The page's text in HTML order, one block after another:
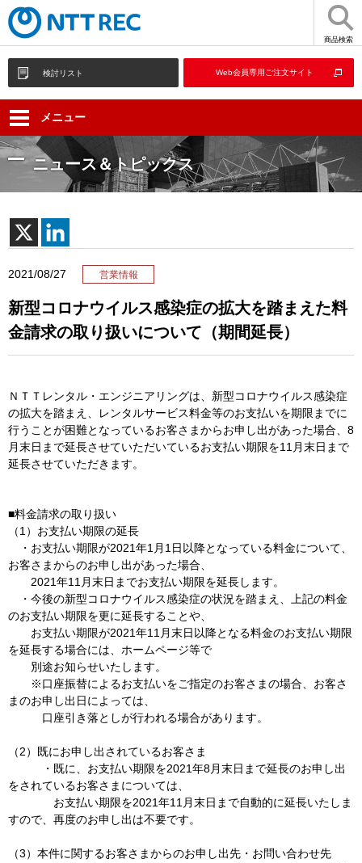
商品検索
検討リスト Web会員専用ご注文サイト
メニュー
ニュース＆トピックス
2021/08/27 営業情報
新型コロナウイルス感染症の拡大を踏まえた料
金請求の取り扱いについて（期間延長）
ＮＴＴレンタル・エンジニアリングは、新型コロナウイルス感染症
の拡大を踏まえ、レンタルサービス料金等のお支払いを期限までに
行うことが困難となっているお客さまからお申し出があった場合、8
月末日まで延長させていただいているお支払い期限を11月末日まで
延長させていただきます。
■料金請求の取り扱い
（1）お支払い期限の延長
・お支払い期限が2021年1月1日以降となっている料金について、
お客さまからのお申し出があった場合、
2021年11月末日までお支払い期限を延長します。
・今後の新型コロナウイルス感染症の状況を踏まえ、上記の料金
のお支払い期限を更に延長することや、
お支払い期限が2021年11月末日以降となる料金のお支払い期限
を延長する場合には、ホームページ等で
別途お知らせいたします。
※口座振替によるお支払いをご指定のお客さまの場合、お客さ
まのお申し出日によっては、
口座引き落としが行われる場合があります。
（2）既にお申し出されているお客さま
・既に、お支払い期限を2021年8月末日まで延長のお申し出
をされているお客さまについては、
お支払い期限を2021年11月末日まで自動的に延長いたしま
すので、再度のお申し出は不要です。
（3）本件に関するお客さまからのお申し出先・お問い合わせ先